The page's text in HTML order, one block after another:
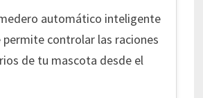
automático inteligente
permite controlar las raciones
de tu mascota desde el